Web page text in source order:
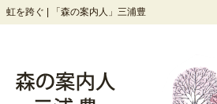
虹を跨ぐ | 「森の案内人」三浦豊